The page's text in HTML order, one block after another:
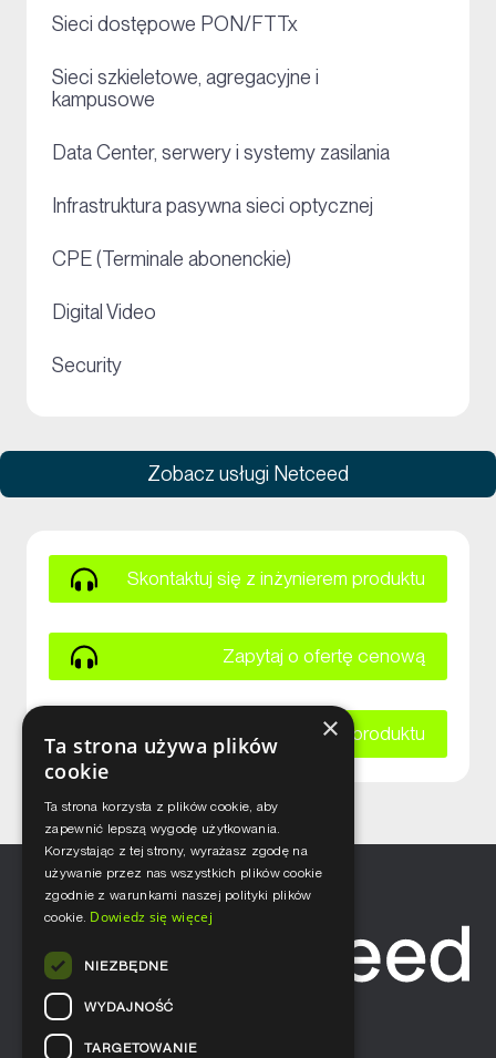
Sieci dostępowe PON/FTTx
Sieci szkieletowe, agregacyjne i
kampusowe
Data Center, serwery i systemy zasilania
Infrastruktura pasywna sieci optycznej
CPE (Terminale abonenckie)
Digital Video
Security
Zobacz usługi Netceed
Skontaktuj się z inżynierem produktu
Zapytaj o ofertę cenową
Zapytaj o kartę katalogową produktu
×
Ta strona używa plików
cookie
Ta strona korzysta z plików cookie, aby
zapewnić lepszą wygodę użytkowania.
Korzystając z tej strony, wyrażasz zgodę na
używanie przez nas wszystkich plików cookie
zgodnie z warunkami naszej polityki plików
cookie. Dowiedz się więcej
NIEZBĘDNE
WYDAJNOŚĆ
TARGETOWANIE